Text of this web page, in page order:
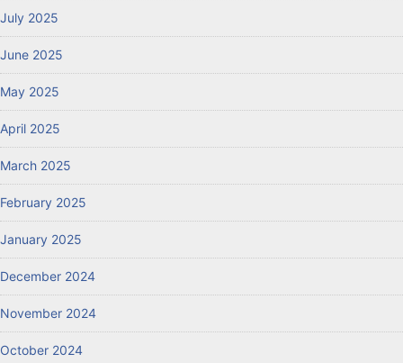
July 2025
June 2025
May 2025
April 2025
March 2025
February 2025
January 2025
December 2024
November 2024
October 2024